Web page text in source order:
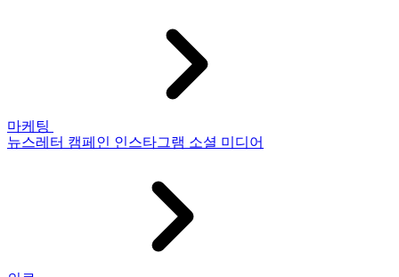
마케팅
뉴스레터 캠페인 인스타그램 소셜 미디어